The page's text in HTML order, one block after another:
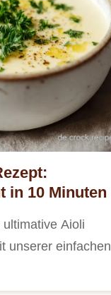
in 10 Minuten
Aioli
unserer einfachen